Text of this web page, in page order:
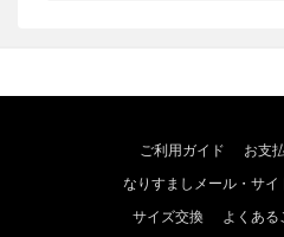
ご利用ガイド お支
なりすましメール・サ
サイズ交換
よくある